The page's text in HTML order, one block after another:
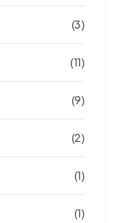
(3)
(11)
(9)
(2)
(1)
(1)